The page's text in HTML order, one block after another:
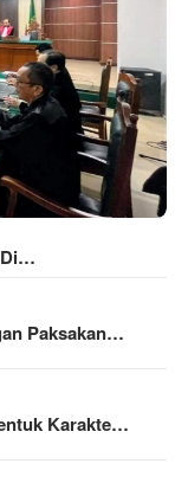
Di…
Paksakan…
Karakte…